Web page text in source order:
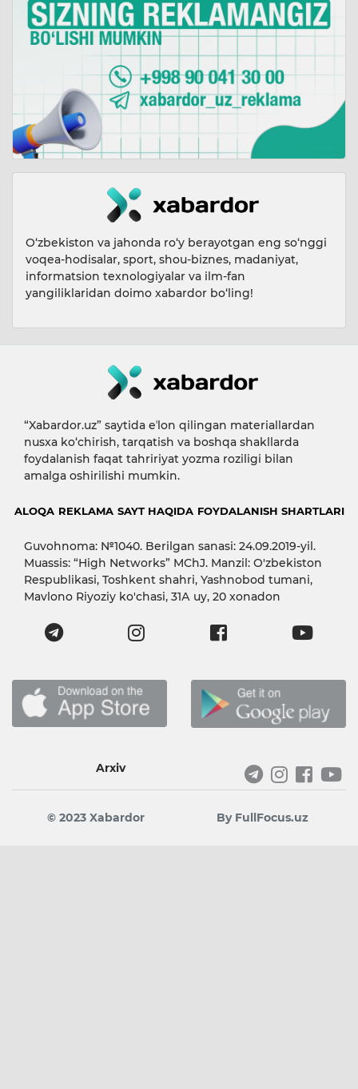
O‘zbekiston va jahonda ro‘y berayotgan eng so‘nggi
voqea-hodisalar, sport, shou-biznes, madaniyat,
informatsion texnologiyalar va ilm-fan
yangiliklaridan doimo xabardor bo‘ling!
“Xabardor.uz” saytida eʼlon qilingan materiallardan
nusxa ko‘chirish, tarqatish va boshqa shakllarda
foydalanish faqat tahririyat yozma roziligi bilan
amalga oshirilishi mumkin.
ALOQA REKLAMA SAYT HAQIDA FOYDALANISH SHARTLARI
Guvohnoma: №1040. Berilgan sanasi: 24.09.2019-yil.
Muassis: “High Networks” MChJ. Manzil: O'zbekiston
Respublikasi, Toshkent shahri, Yashnobod tumani,
Mavlono Riyoziy ko'chasi, 31А uy, 20 xonadon
Arxiv
© 2023 Xabardor By FullFocus.uz